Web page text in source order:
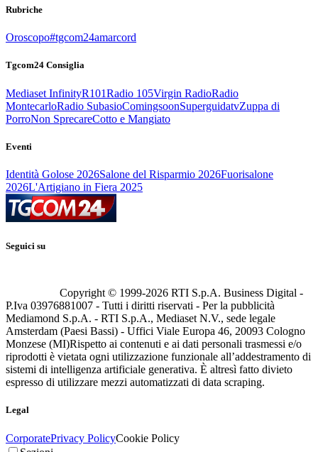
Rubriche
Oroscopo#tgcom24amarcord
Tgcom24 Consiglia
Mediaset InfinityR101Radio 105Virgin RadioRadio
MontecarloRadio SubasioComingsoonSuperguidatvZuppa di
PorroNon SprecareCotto e Mangiato
Eventi
Identità Golose 2026Salone del Risparmio 2026Fuorisalone
2026L'Artigiano in Fiera 2025
Seguici su
Copyright © 1999-2026 RTI S.p.A. Business Digital -
P.Iva 03976881007 - Tutti i diritti riservati - Per la pubblicità
Mediamond S.p.A. - RTI S.p.A., Mediaset N.V., sede legale
Amsterdam (Paesi Bassi) - Uffici Viale Europa 46, 20093 Cologno
Monzese (MI)Rispetto ai contenuti e ai dati personali trasmessi e/o
riprodotti è vietata ogni utilizzazione funzionale all’addestramento di
sistemi di intelligenza artificiale generativa. È altresì fatto divieto
espresso di utilizzare mezzi automatizzati di data scraping.
Legal
CorporatePrivacy PolicyCookie Policy